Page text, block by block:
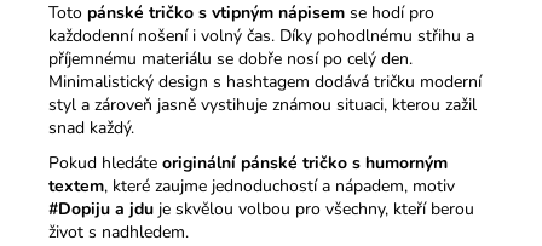
Toto pánské tričko s vtipným nápisem se hodí pro
každodenní nošení i volný čas. Díky pohodlnému střihu a
příjemnému materiálu se dobře nosí po celý den.
Minimalistický design s hashtagem dodává tričku moderní
styl a zároveň jasně vystihuje známou situaci, kterou zažil
snad každý.
Pokud hledáte originální pánské tričko s humorným
textem, které zaujme jednoduchostí a nápadem, motiv
#Dopiju a jdu je skvělou volbou pro všechny, kteří berou
život s nadhledem.